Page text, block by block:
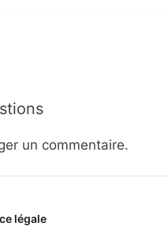
un commentaire.
légale